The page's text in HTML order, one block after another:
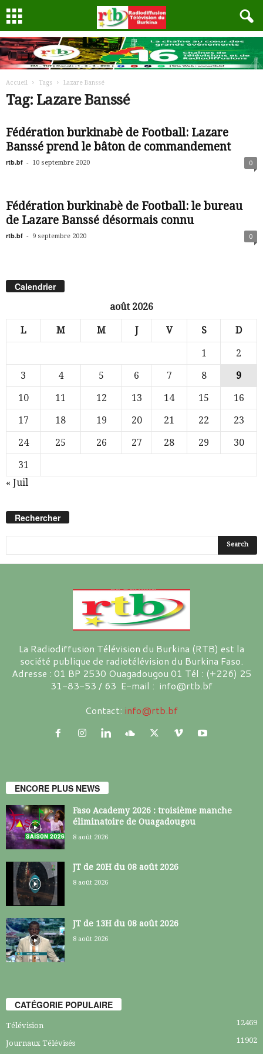
Accueil Tags Lazare Banssé
Tag: Lazare Banssé
Fédération burkinabè de Football: Lazare
Banssé prend le bâton de commandement
rtb.bf - 10 septembre 2020 0
Fédération burkinabè de Football: le bureau
de Lazare Banssé désormais connu
rtb.bf - 9 septembre 2020 0
Calendrier
août 2026
L M M J V S D
1
2
3
4 5 6 7 8
9
10
11 12 13 14 15
16
17
18 19 20 21 22
23
24
25 26 27 28 29
30
31
« Juil
Rechercher
La Radiodiffusion Télévision du Burkina (RTB) est la
société publique de radiotélévision du Burkina Faso.
Adresse : 01 BP 2530 Ouagadougou 01 Tél : (+226) 25
31-83-53 / 63 E-mail : info@rtb.bf
Contact: info@rtb.bf
ENCORE PLUS NEWS
Faso Academy 2026 : troisième manche
éliminatoire de Ouagadougou
8 août 2026
JT de 20H du 08 août 2026
8 août 2026
JT de 13H du 08 août 2026
8 août 2026
CATÉGORIE POPULAIRE
Télévision 12469
Journaux Télévisés
11902